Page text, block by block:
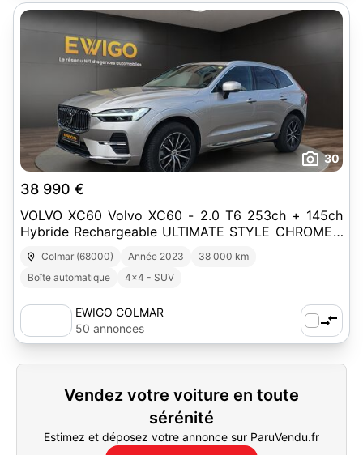
30
38 990 €
VOLVO XC60 Volvo XC60 - 2.0 T6 253ch + 145ch
Hybride Rechargeable ULTIMATE STYLE CHROME -
Garantie 6 mois
Colmar (68000) Année 2023
38 000 km
Boîte automatique
4x4 - SUV
EWIGO COLMAR
50 annonces
Vendez votre voiture en toute
sérénité
Estimez et déposez votre annonce sur ParuVendu.fr